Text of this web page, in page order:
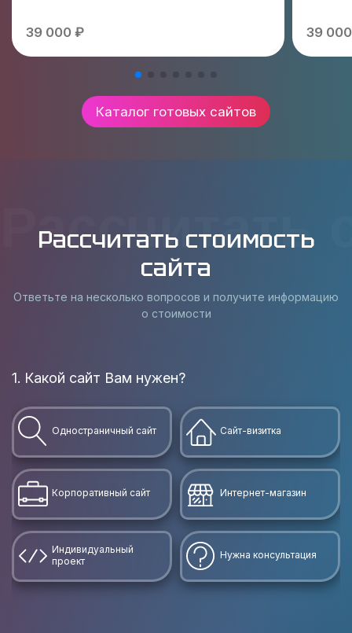
39 000 ₽ 39
Каталог готовых сайтов
Рассчитать стоимость
сайта
Ответьте на несколько вопросов и получите информацию
о стоимости
1. Какой сайт Вам нужен?
Одностраничный сайт Сайт-визитка
Корпоративный сайт Интернет-магазин
Индивидуальный
проект
Нужна консультация